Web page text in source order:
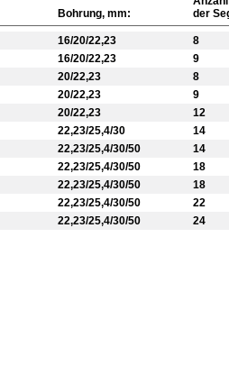
Bohrung, mm: der
16/20/22,23
8
16/20/22,23
9
20/22,23
8
20/22,23
9
20/22,23
12
22,23/25,4/30
14
22,23/25,4/30/50
14
22,23/25,4/30/50
18
22,23/25,4/30/50
18
22,23/25,4/30/50
22
22,23/25,4/30/50 24